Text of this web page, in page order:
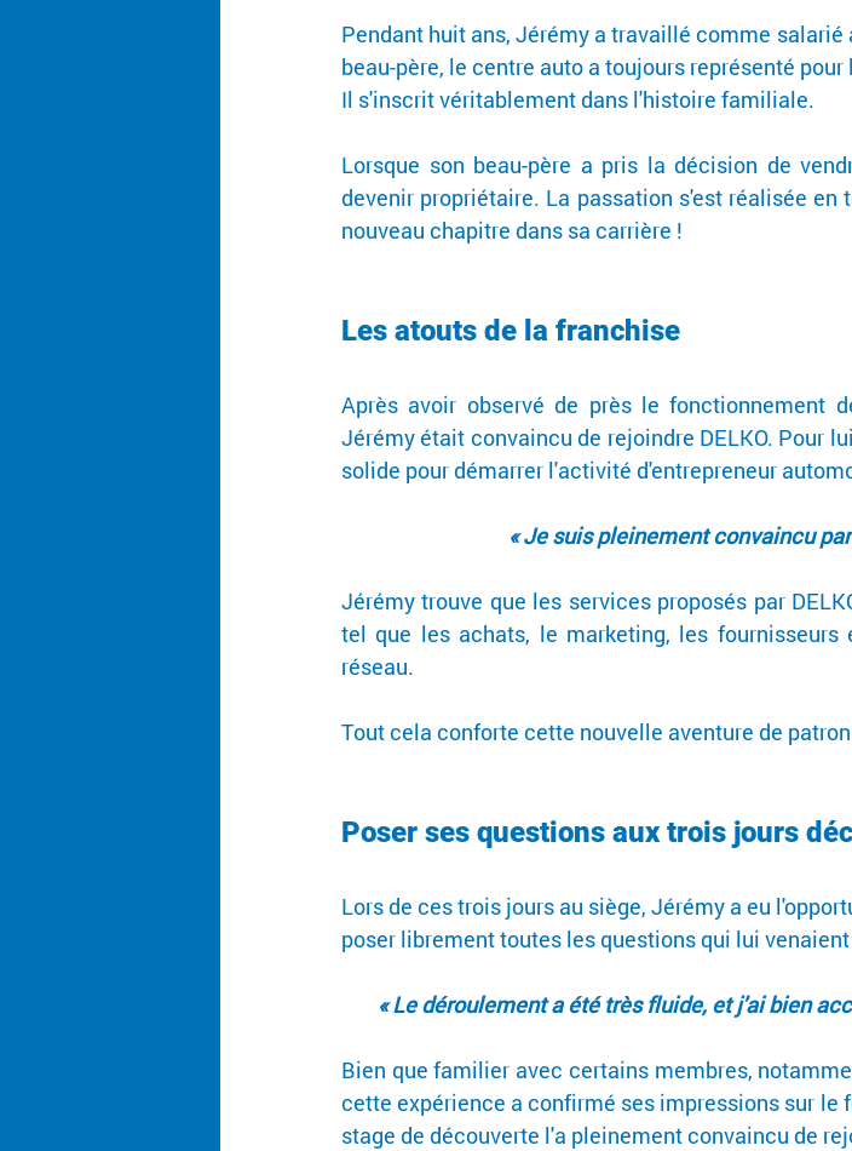
Pendant huit ans, Jérémy a travaillé comme salarié
beau-père, le centre auto a toujours représenté
Il s'inscrit véritablement dans l'histoire familiale.
Lorsque son beau-père a pris la décision de
devenir propriétaire. La passation s'est réalisée
nouveau chapitre dans sa carrière !
Les atouts de la franchise
Après avoir observé de près le fonctionnement
Jérémy était convaincu de rejoindre DELKO. Pour
solide pour démarrer l'activité d'entrepreneur
« Je suis pleinement convaincu
Jérémy trouve que les services proposés par
tel que les achats, le marketing, les
réseau.
Tout cela conforte cette nouvelle aventure de
Poser ses questions aux trois jours
Lors de ces trois jours au siège, Jérémy a eu
poser librement toutes les questions qui lui
« Le déroulement a été très fluide, et j'ai bien
Bien que familier avec certains membres,
cette expérience a confirmé ses impressions sur le
stage de découverte l'a pleinement convaincu de